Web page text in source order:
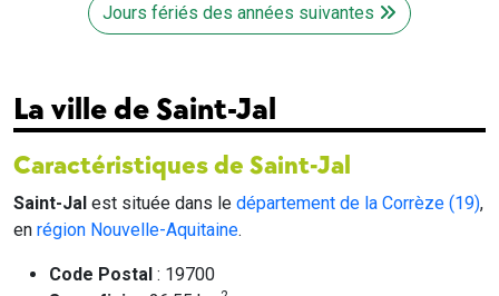
Jours fériés des années suivantes
La ville de Saint-Jal
Caractéristiques de Saint-Jal
Saint-Jal est située dans le département de la Corrèze (19),
en région Nouvelle-Aquitaine.
Code Postal : 19700